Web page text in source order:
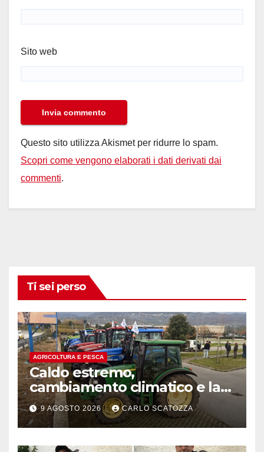
Sito web
Questo sito utilizza Akismet per ridurre lo spam.
Scopri come vengono elaborati i dati derivati dai
commenti.
Ti sei perso
AGRICOLTURA E PESCA
Caldo estremo,
cambiamento climatico e la
follia del mondo agricolo
contro le ( tentate ) politiche
green della UE
9 AGOSTO 2026 CARLO SCATOZZA